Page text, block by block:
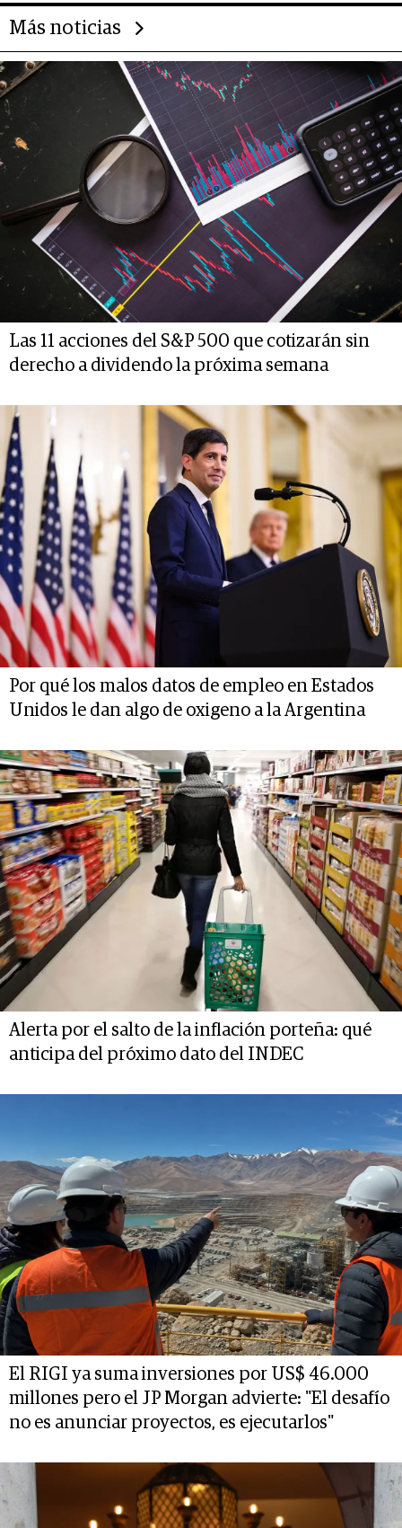
Más noticias
Las 11 acciones del S&P 500 que cotizarán sin
derecho a dividendo la próxima semana
Por qué los malos datos de empleo en Estados
Unidos le dan algo de oxigeno a la Argentina
Alerta por el salto de la inflación porteña: qué
anticipa del próximo dato del INDEC
El RIGI ya suma inversiones por US$ 46.000
millones pero el JP Morgan advierte: "El desafío
no es anunciar proyectos, es ejecutarlos"